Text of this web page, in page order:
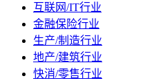
互联网/IT行业
金融保险行业
生产/制造行业
地产/建筑行业
快消/零售行业